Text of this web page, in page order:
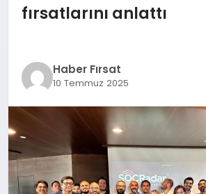
MAGAZİN
DÜNYA
fırsatlarını anlattı
Haber Fırsat
10 Temmuz 2025